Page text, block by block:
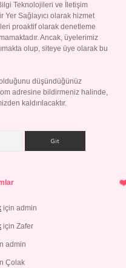
Teknolojileri ve İletişim
Yer Sağlayıcı olarak hizmet
proaktif olarak denetleme
Ancak, üyelerimiz
olup, siteye üye olarak bu
düşündüğünüz
adresine bildirmeniz halinde,
kaldırılacaktır.
için admin
için Zafer
admin
Çolak